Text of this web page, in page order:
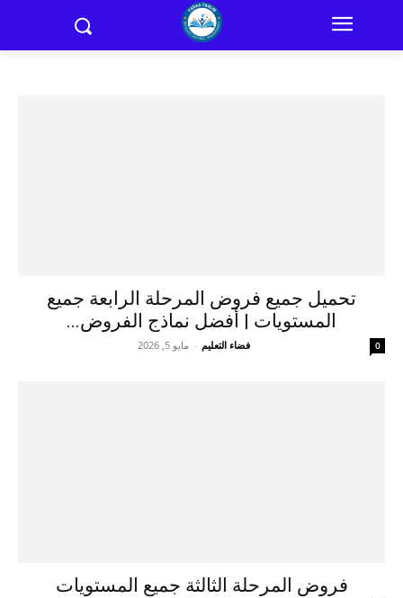
تحميل جميع فروض المرحلة الرابعة جميع
المستويات | أفضل نماذج الفروض...
فضاء التعليم - مايو 5, 2026 0
فروض المرحلة الثالثة جميع المستويات